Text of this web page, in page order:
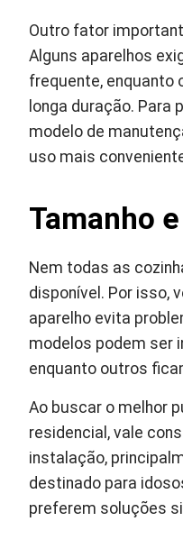
Outro fator
Alguns aparelhos
frequente,
longa duração. Para
modelo de
uso mais
Tamanho
Nem todas as
disponível. Por isso,
aparelho evita
modelos podem ser
enquanto outros
Ao buscar o melhor
residencial, vale
instalação,
destinado para
preferem soluções